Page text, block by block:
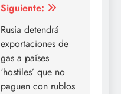
Siguiente:
Rusia detendrá
exportaciones de
gas a países
‘hostiles’ que no
paguen con rublos